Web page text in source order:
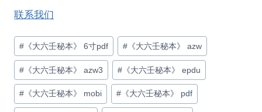
联系我们
文
章
标
签：
# 《大六壬秘本》 6寸pdf # 《大六壬秘本》 azw
# 《大六壬秘本》 azw3 # 《大六壬秘本》 epdu
# 《大六壬秘本》 mobi # 《大六壬秘本》 pdf